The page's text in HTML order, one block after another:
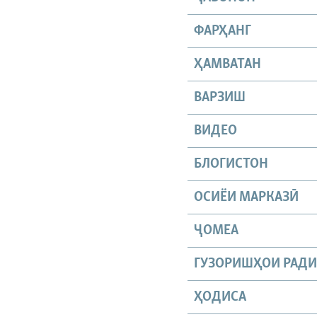
ФАРҲАНГ
ҲАМВАТАН
ВАРЗИШ
ВИДЕО
БЛОГИСТОН
ОСИЁИ МАРКАЗӢ
ҶОМEА
ГУЗОРИШҲОИ
ҲОДИСА